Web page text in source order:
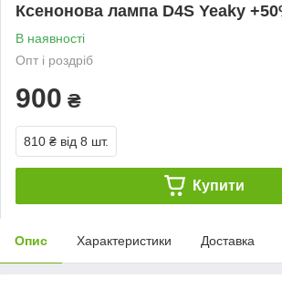
Ксенонова лампа D4S Yeaky
В наявності
Опт і роздріб
900 ₴
810 ₴ від 8 шт.
Купити
Опис Характеристики Доставка